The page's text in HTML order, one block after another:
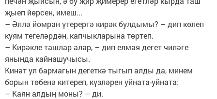
җыеп йөрсен, имеш...
– Әллә йомран үтерергә кирәк булдымы? – дип көлеп
куям тегеләрдән, капчыкларына төртеп.
– Кирәкле ташлар алар, – дип елмая дегет чиләге
янында кайнашучысы.
Кинәт ул бармагын дегеткә тыгып алды да, минем
борын төбенә китереп, күзләрен уйната-уйната:
– Каян алдың моны? – ди.